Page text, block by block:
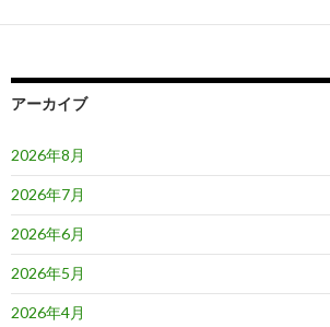
ー
ョ
アーカイブ
2026年8月
2026年7月
2026年6月
2026年5月
2026年4月